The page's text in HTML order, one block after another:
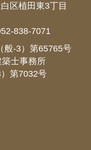
区植田東3丁目
838-7071
般-3）第65765号
士事務所
第7032号